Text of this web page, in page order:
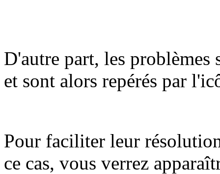
D'autre part, les problèmes
et sont alors repérés par
Pour faciliter leur
ce cas, vous verrez